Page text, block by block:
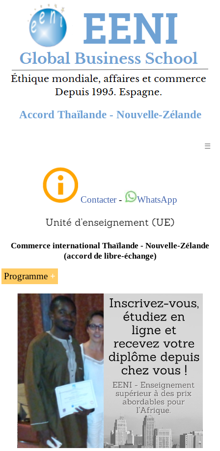
Accord Thaïlande - Nouvelle-Zélande
☰
Contacter- WhatsApp
Commerce international Thaïlande - Nouvelle-Zélande
(accord de libre-échange)
Programme
L’introduction à l’accord de libre-échange
Nouvelle-Zélande - Thaïlande
Le commerce international entre la Thaïlande et la
Nouvelle-Zélande
Thaïlande - Nouvelle-Zélande (accord de libre-échange)